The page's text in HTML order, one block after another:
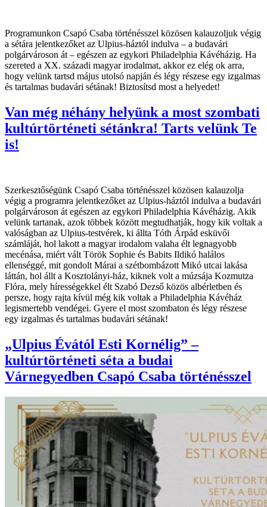
Programunkon Csapó Csaba történésszel közösen kalauzoljuk végig
a sétára jelentkezőket az Ulpius-háztól indulva – a budavári
polgárvároson át – egészen az egykori Philadelphia Kávéházig. Ha
szereted a XX. századi magyar irodalmat, akkor ez elég ok arra,
hogy velünk tartsd május utolsó napján és légy részese egy izgalmas
és tartalmas budavári sétának! Biztosítsd most a helyedet!
Van még néhány helyünk a most szombati
kultúrtörténeti sétánkra! Tarts velünk Te
is!
Szerkesztőségünk Csapó Csaba történésszel közösen kalauzolja
végig a programra jelentkezőket az Ulpius-háztól indulva a budavári
polgárvároson át egészen az egykori Philadelphia Kávéházig. Akik
velünk tartanak, azok többek között megtudhatják, hogy kik voltak a
valóságban az Ulpius-testvérek, ki állta Tóth Árpád esküvői
számláját, hol lakott a magyar irodalom valaha élt legnagyobb
mecénása, miért vált Török Sophie és Babits Ildikó halálos
ellenséggé, mit gondolt Márai a szétbombázott Mikó utcai lakása
láttán, hol állt a Kosztolányi-ház, kiknek volt a múzsája Kozmutza
Flóra, mely hírességekkel élt Szabó Dezső közös albérletben és
persze, hogy rajta kívül még kik voltak a Philadelphia Kávéház
legismertebb vendégei. Gyere el most szombaton és légy részese
egy izgalmas és tartalmas budavári sétának!
„Ulpius Évától Esti Kornélig” –
kultúrtörténeti séta a budai
Várnegyedben Csapó Csaba történésszel